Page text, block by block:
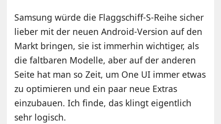
Samsung würde die Flaggschiff-S-Reihe sicher
lieber mit der neuen Android-Version auf den
Markt bringen, sie ist immerhin wichtiger, als
die faltbaren Modelle, aber auf der anderen
Seite hat man so Zeit, um One UI immer etwas
zu optimieren und ein paar neue Extras
einzubauen. Ich finde, das klingt eigentlich
sehr logisch.